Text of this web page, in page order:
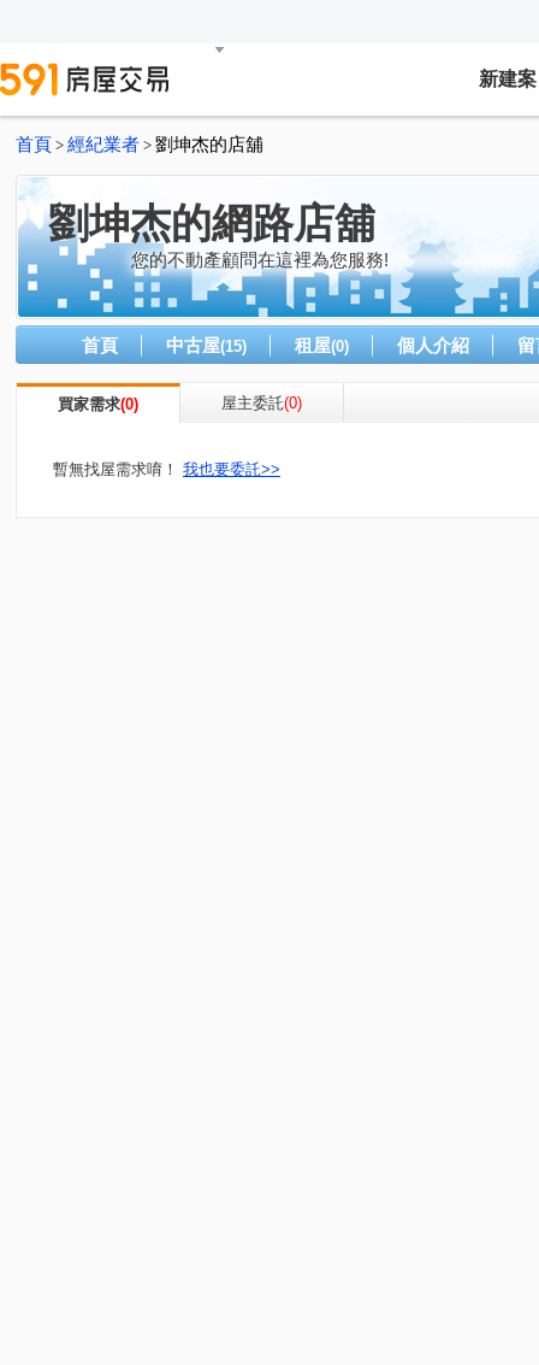
新建案
首頁 > 經紀業者 > 劉坤杰的店舖
劉坤杰的網路店舖
您的不動產顧問在這裡為您服務!
首頁 中古屋(15) 租屋(0) 個人介紹
買家需求(0) 屋主委託(0)
暫無找屋需求唷！ 我也要委託>>